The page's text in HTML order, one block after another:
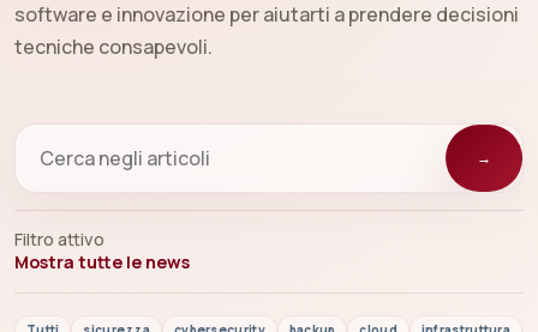
software e innovazione per aiutarti a prendere decisioni
tecniche consapevoli.
→
Filtro attivo
Mostra tutte le news